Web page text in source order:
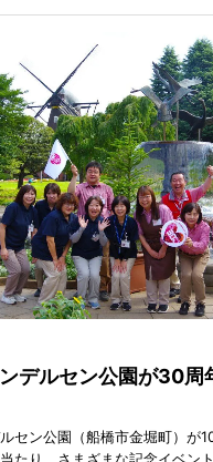
デルセン公園が30
セン公園（船橋市金堀町）が
たり、さまざまな記念イベント